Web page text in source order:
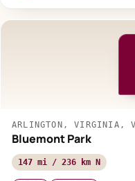
ARLINGTON, VIRGINIA,
Bluemont Park
147 mi / 236 km N